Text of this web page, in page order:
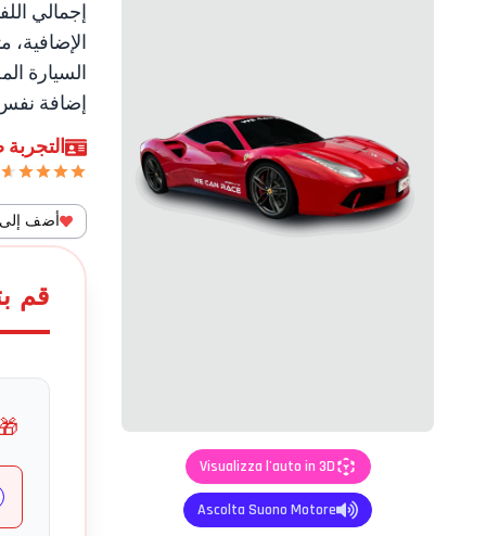
Visualizza l'auto in 3D
Ascolta Suono Motore
إجمالي
الإضافية،
السيارة
إضافة
أضف إلى
قم